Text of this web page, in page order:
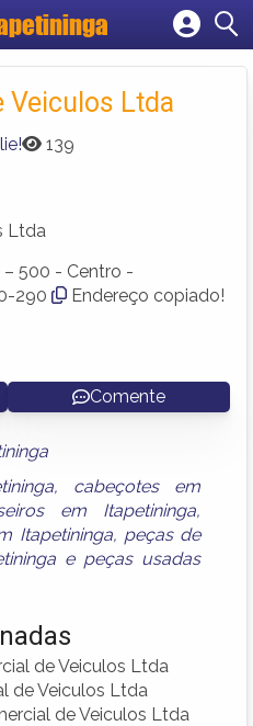
empresa
conta
Veiculos Ltda
139
Ltda
– 500 - Centro -
290
Endereço copiado!
Comente
, cabeçotes em
em Itapetininga,
Itapetininga, peças de
e peças usadas
de Veiculos Ltda
de Veiculos Ltda
de Veiculos Ltda